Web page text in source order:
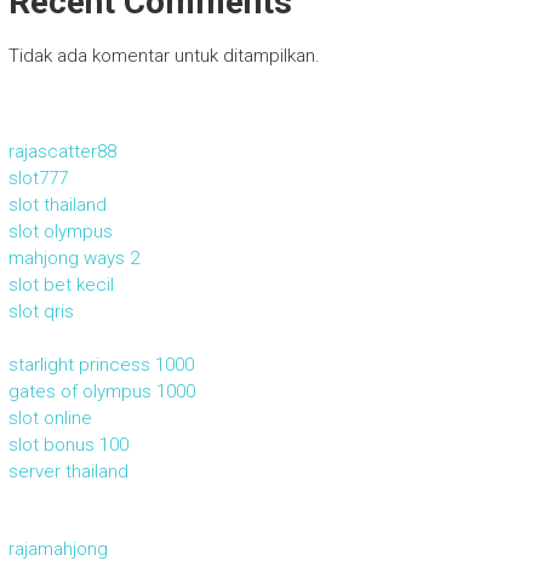
Tidak ada komentar untuk ditampilkan.
rajascatter88
slot777
slot thailand
slot olympus
mahjong ways 2
slot bet kecil
slot qris
starlight princess 1000
gates of olympus 1000
slot online
slot bonus 100
server thailand
rajamahjong